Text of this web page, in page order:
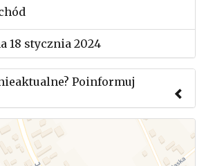
18 stycznia 2024
Poinformuj
aby przesłać informację o
mityngu.